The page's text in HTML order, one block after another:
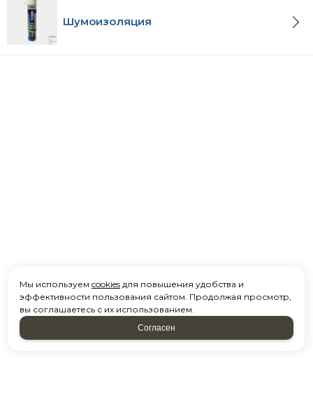
Шумоизоляция
Мы используем cookies для повышения удобства и
эффективности пользования сайтом. Продолжая просмотр,
вы соглашаетесь с их использованием.
Согласен